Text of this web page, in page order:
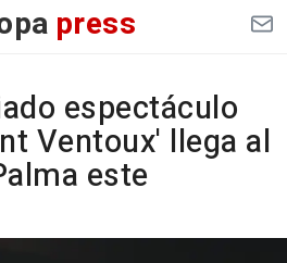
press
espectáculo
Ventoux' llega al
este